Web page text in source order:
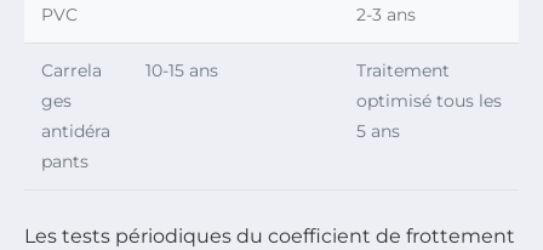
PVC
2-3 ans
Carrela
ges
antidéra
pants
10-15 ans
Traitement
optimisé tous les
5 ans
Les tests périodiques du coefficient de frottement